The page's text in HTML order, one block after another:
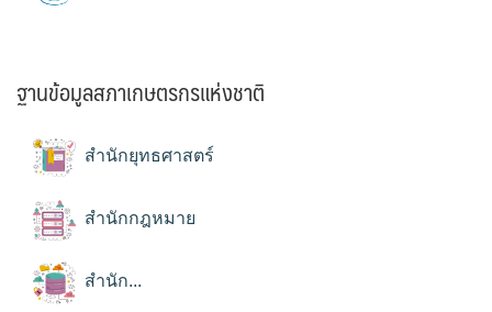
ฐานข้อมูลสภาเกษตรกรแห่งชาติ
สำนักยุทธศาสตร์
สำนักกฎหมาย
สำนัก...